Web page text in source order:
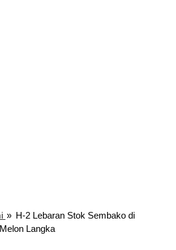
» H-2 Lebaran Stok Sembako di
Langka